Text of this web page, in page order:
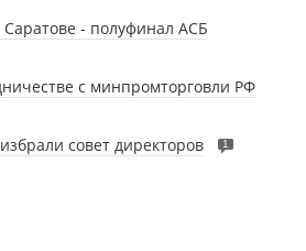
- полуфинал АСБ
с минпромторговли РФ
совет директоров 1